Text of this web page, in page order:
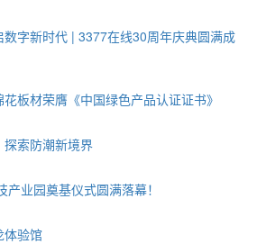
字新时代 | 3377在线30周年庆典圆满成
板材荣膺《中国绿色产品认证证书》
索防潮新境界
业园奠基仪式圆满落幕！
体验馆